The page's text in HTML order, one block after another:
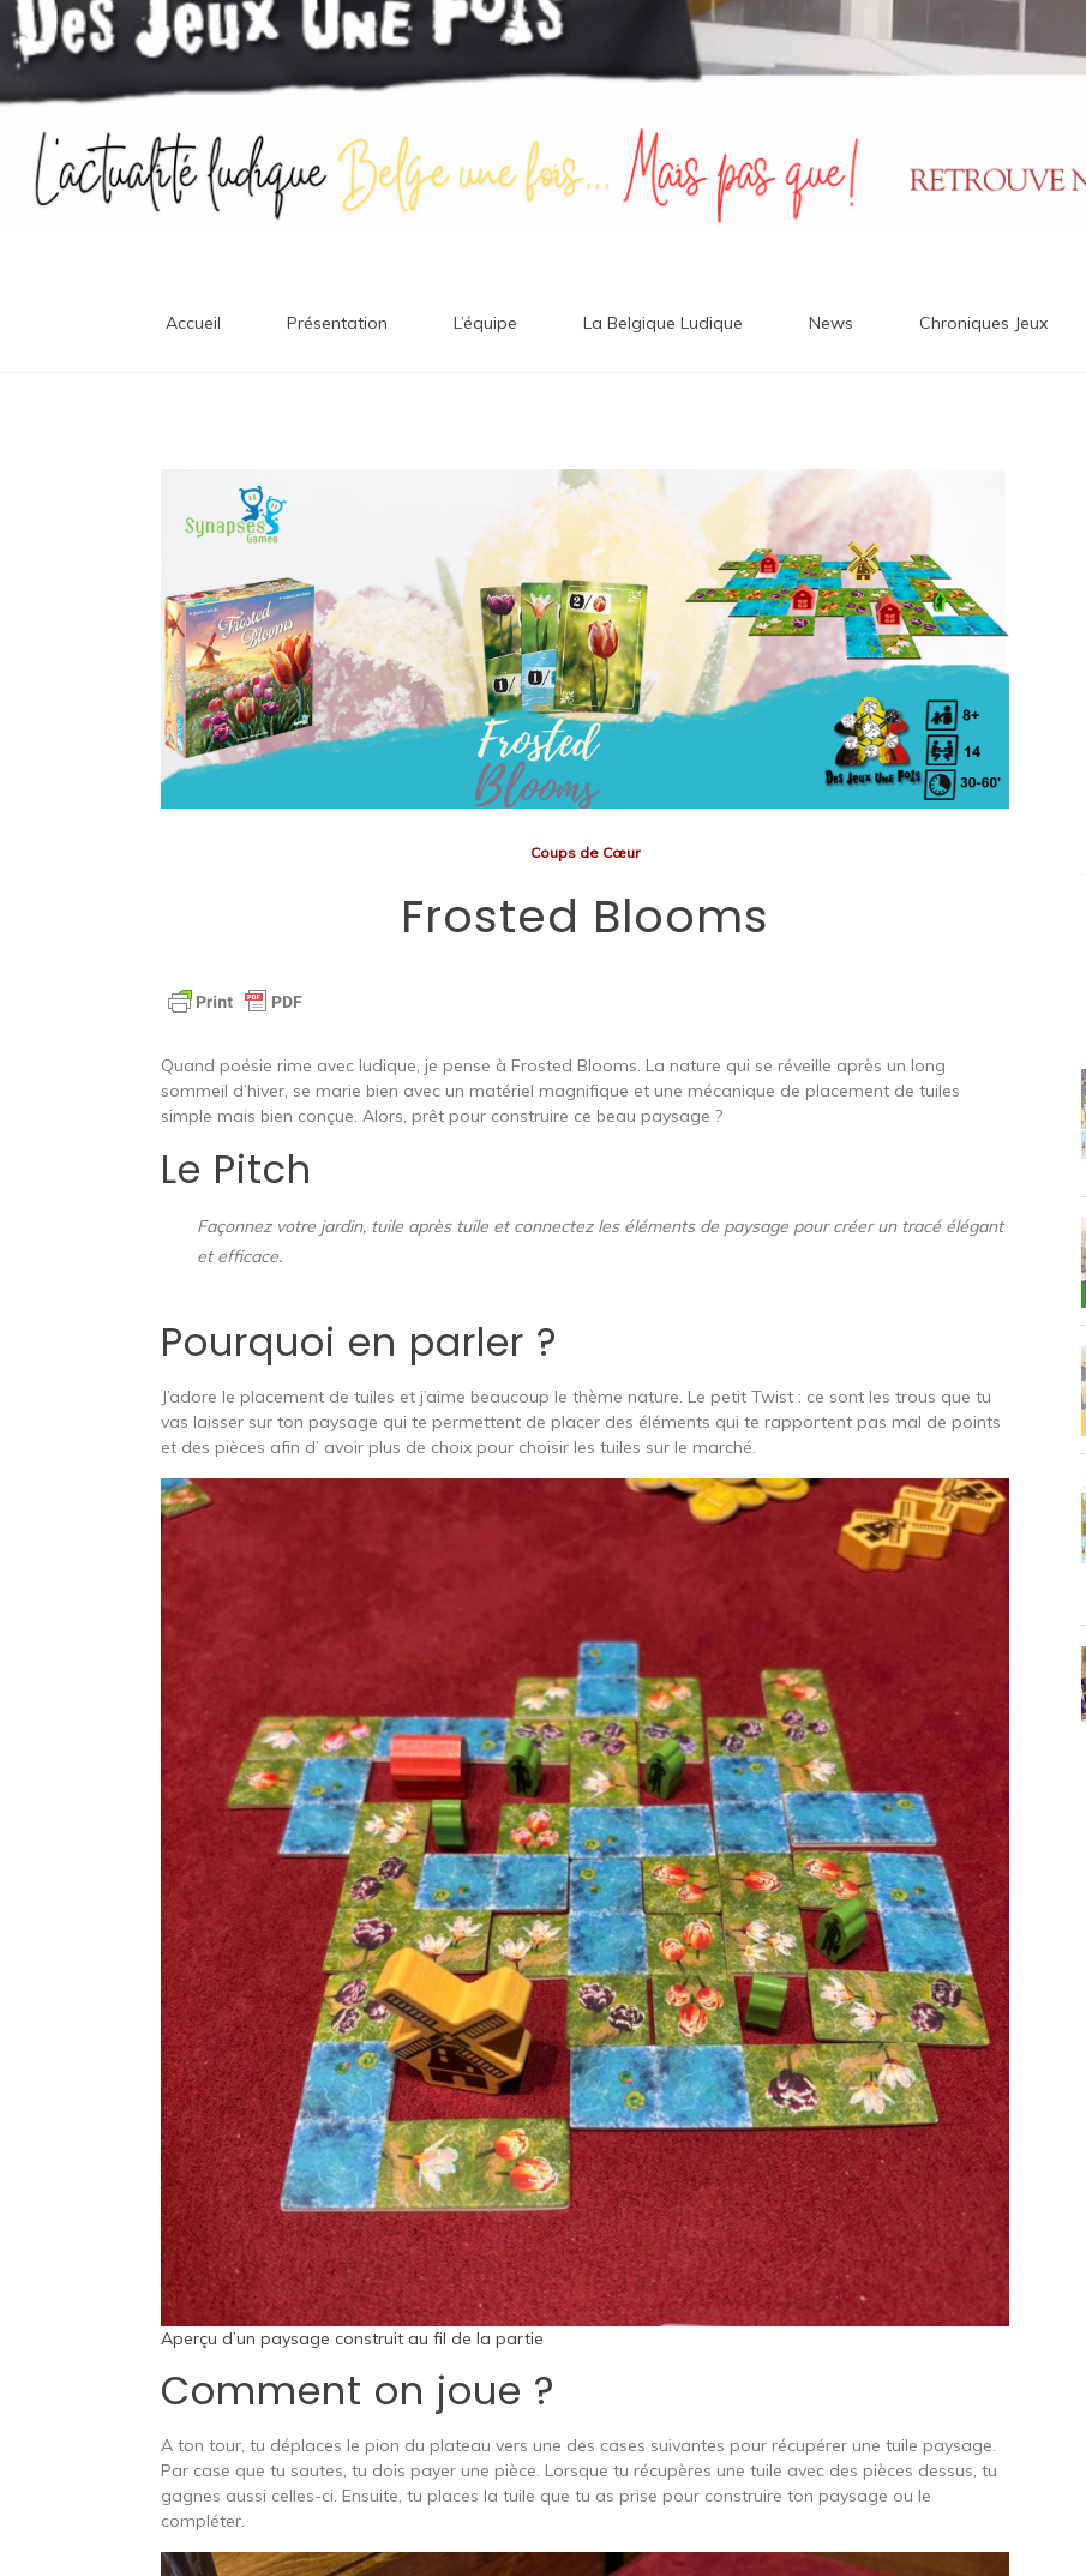
Accueil Présentation L’équipe La Belgique Ludique News Chroniques Jeux
Coups de Cœur
Frosted Blooms
Quand poésie rime avec ludique, je pense à Frosted Blooms. La nature qui se réveille après un long
sommeil d’hiver, se marie bien avec un matériel magnifique et une mécanique de placement de tuiles
simple mais bien conçue. Alors, prêt pour construire ce beau paysage ?
Le Pitch
Façonnez votre jardin, tuile après tuile et connectez les éléments de paysage pour créer un tracé élégant
et efficace.
Pourquoi en parler ?
J’adore le placement de tuiles et j’aime beaucoup le thème nature. Le petit Twist : ce sont les trous que tu
vas laisser sur ton paysage qui te permettent de placer des éléments qui te rapportent pas mal de points
et des pièces afin d’ avoir plus de choix pour choisir les tuiles sur le marché.
Aperçu d’un paysage construit au fil de la partie
Comment on joue ?
A ton tour, tu déplaces le pion du plateau vers une des cases suivantes pour récupérer une tuile paysage.
Par case que tu sautes, tu dois payer une pièce. Lorsque tu récupères une tuile avec des pièces dessus, tu
gagnes aussi celles-ci. Ensuite, tu places la tuile que tu as prise pour construire ton paysage ou le
compléter.